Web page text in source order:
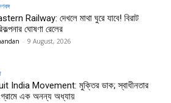
Railway: দেখলে মাথা ঘুরে যাবে! বিরাট
ঘোষণা রেলের
- 9 August, 2026
India Movement: মুক্তির ডাক; স্বাধীনতার
এক অনন্য অধ্যায়